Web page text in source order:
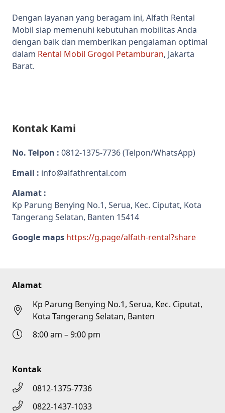
Dengan layanan yang beragam ini, Alfath Rental
Mobil siap memenuhi kebutuhan mobilitas Anda
dengan baik dan memberikan pengalaman optimal
dalam Rental Mobil Grogol Petamburan, Jakarta
Barat.
Kontak Kami
No. Telpon : 0812-1375-7736(Telpon/WhatsApp)
Email : info@alfathrental.com
Alamat :
Kp Parung Benying No.1, Serua, Kec. Ciputat, Kota
Tangerang Selatan, Banten 15414
Google maps https://g.page/alfath-rental?share
Alamat
Kp Parung Benying No.1, Serua, Kec. Ciputat,
Kota Tangerang Selatan, Banten
8:00 am – 9:00 pm
Kontak
0812-1375-7736
0822-1437-1033